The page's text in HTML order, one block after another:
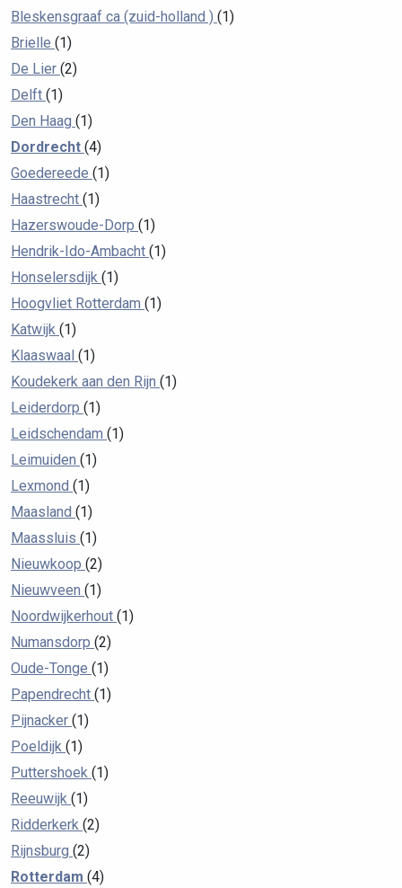
Bleskensgraaf ca (zuid-holland ) (1)
Brielle (1)
De Lier (2)
Delft (1)
Den Haag (1)
Dordrecht (4)
Goedereede (1)
Haastrecht (1)
Hazerswoude-Dorp (1)
Hendrik-Ido-Ambacht (1)
Honselersdijk (1)
Hoogvliet Rotterdam (1)
Katwijk (1)
Klaaswaal (1)
Koudekerk aan den Rijn (1)
Leiderdorp (1)
Leidschendam (1)
Leimuiden (1)
Lexmond (1)
Maasland (1)
Maassluis (1)
Nieuwkoop (2)
Nieuwveen (1)
Noordwijkerhout (1)
Numansdorp (2)
Oude-Tonge (1)
Papendrecht (1)
Pijnacker (1)
Poeldijk (1)
Puttershoek (1)
Reeuwijk (1)
Ridderkerk (2)
Rijnsburg (2)
Rotterdam (4)